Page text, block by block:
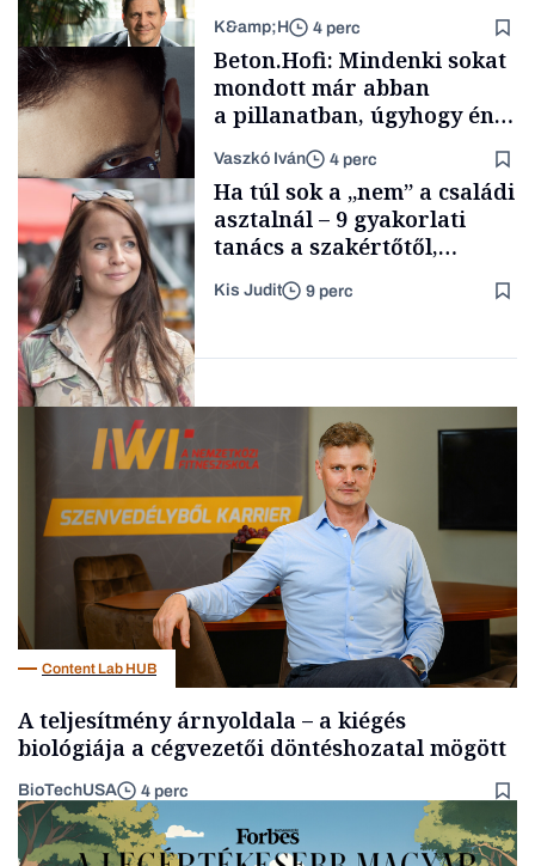
Smart habits
TÁMOGATÓI
TARTALOM
K&amp;H 4 perc
Forbes-sztori
Beton.Hofi: Mindenki sokat
mondott már abban
a pillanatban, úgyhogy én
a legsarkosabb
gondolataimat akartam
kimondani
Vaszkó Iván 4 perc
Ha túl sok a „nem” a családi
asztalnál – 9 gyakorlati
tanács a szakértőtől,
hogyan legyünk jól etető
szülők
Kis Judit 9 perc
Content Lab HUB
A teljesítmény árnyoldala – a kiégés
biológiája a cégvezetői döntéshozatal mögött
BioTechUSA 4 perc